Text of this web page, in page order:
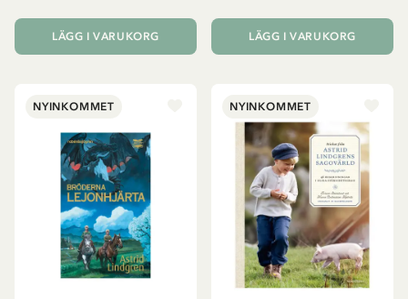
LÄGG I VARUKORG LÄGG I VARUKORG
NYINKOMMET NYINKOMMET